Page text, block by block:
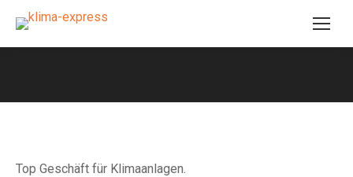
Top Geschäft für Klimaanlagen.